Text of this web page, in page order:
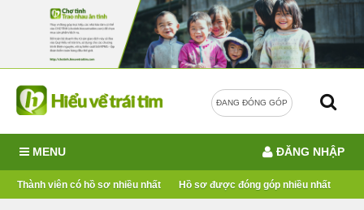
ĐANG ĐÓNG GÓP
MENU
Thành viên có hồ sơ nhiều nhất Hồ sơ được đóng góp nhiều nhất
ĐĂNG NHẬP